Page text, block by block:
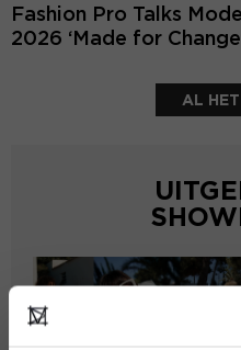
Fashion Pro Talks
2026 ‘Made for
AL